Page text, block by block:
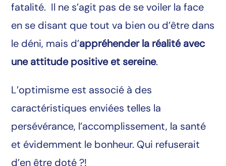
fatalité. Il ne s’agit pas de se voiler la face
en se disant que tout va bien ou d’être dans
le déni, mais d’appréhender la réalité avec
une attitude positive et sereine.
L’optimisme est associé à des
caractéristiques enviées telles la
persévérance, l’accomplissement, la santé
et évidemment le bonheur. Qui refuserait
d’en être doté ?!